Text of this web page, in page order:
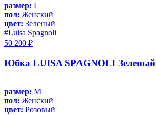
размер: L
пол: Женский
цвет: Зеленый
#Luisa Spagnoli
50 200 ₽
Юбка LUISA SPAGNOLI Зеленый
размер: M
пол: Женский
цвет: Розовый